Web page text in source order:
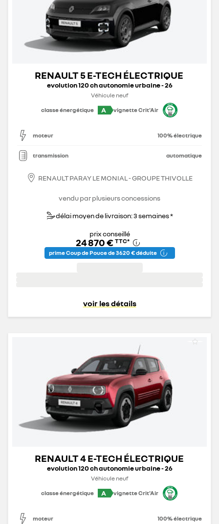
RENAULT 5 E-TECH ÉLECTRIQUE
evolution 120 ch autonomie urbaine - 26
Véhicule neuf
classe énergétique
A vignette Crit'Air
moteur 100% électrique
transmission automatique
RENAULT PARAY LE MONIAL - GROUPE THIVOLLE
vendu par plusieurs concessions
délai moyen de livraison: 3 semaines *
prix conseillé
24 870 € TTC*
prime Coup de Pouce de 3 620 € déduite
voir les détails
RENAULT 4 E-TECH ÉLECTRIQUE
evolution 120 ch autonomie urbaine - 26
Véhicule neuf
classe énergétique
A vignette Crit'Air
moteur 100% électrique